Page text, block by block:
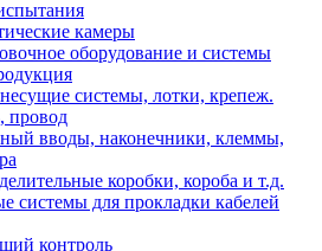
камеры
оборудование и системы
системы, лотки, крепеж.
провод
вводы, наконечники, клеммы,
коробки, короба и т.д.
системы для прокладки кабелей
контроль